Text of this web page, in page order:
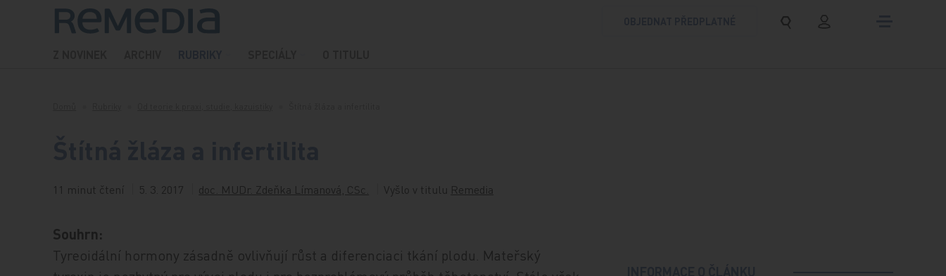
Přeskočit na obsah
11 minut čtení 5. 3. 2017 doc. MUDr. Zdeňka Límanová, CSc. Vyšlo v titulu Remedia
Souhrn:
Tyreoidální hormony zásadně ovlivňují růst a diferenciaci tkání plodu. Mateřský